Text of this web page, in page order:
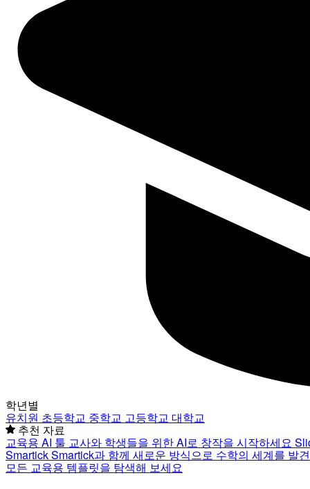
학년별
유치원 초등학교 중학교 고등학교 대학교
추천 자료
교육용 AI 툴 교사와 학생들을 위한 AI로 창작을 시작하세요
SmartickSmartick과 함께 새로운 방식으로 수학의 세계를 발
모든 교육용 템플릿을 탐색해 보세요